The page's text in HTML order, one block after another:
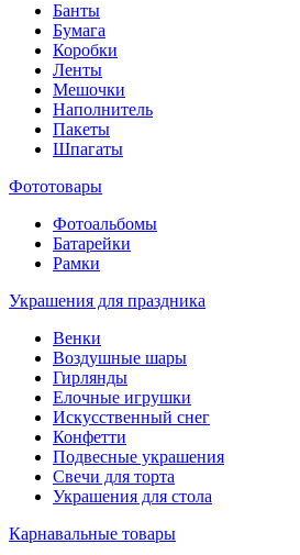
Банты
Бумага
Коробки
Ленты
Мешочки
Наполнитель
Пакеты
Шпагаты
Фототовары
Фотоальбомы
Батарейки
Рамки
Украшения для праздника
Венки
Воздушные шары
Гирлянды
Елочные игрушки
Искусственный снег
Конфетти
Подвесные украшения
Свечи для торта
Украшения для стола
Карнавальные товары